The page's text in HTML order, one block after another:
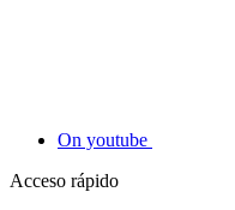
On youtube
Acceso rápido